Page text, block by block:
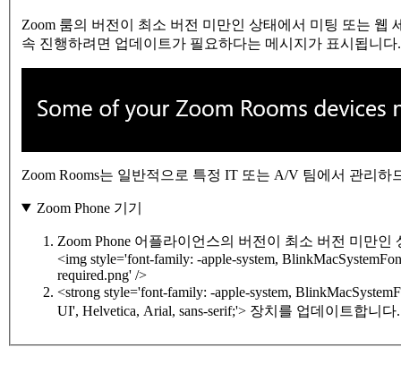
Zoom 룸의 버전이 최소 버전 미만인 상태에서 미팅 또는
속 진행하려면 업데이트가 필요하다는 메시지가 표시됩니다.
Zoom Rooms는 일반적으로 특정 IT 또는 A/V 팀에서 관리하
Zoom Phone 기기
Zoom Phone 어플라이언스의 버전이 최소 버전 미만
<img style='font-family: -apple-system,
required.png' />
<strong style='font-family: -apple-system,
UI', Helvetica, Arial, sans-serif;'> 장치를 업데이트합니다.